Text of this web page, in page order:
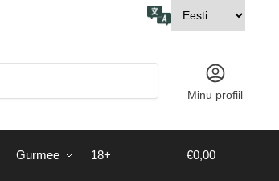
Minu profiil
Gurmee 18+ €0,00